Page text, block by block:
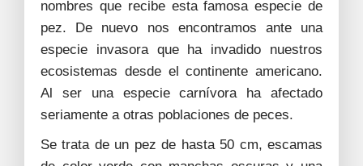
nombres que recibe esta famosa especie de
pez. De nuevo nos encontramos ante una
especie invasora que ha invadido nuestros
ecosistemas desde el continente americano.
Al ser una especie carnívora ha afectado
seriamente a otras poblaciones de peces.
Se trata de un pez de hasta 50 cm, escamas